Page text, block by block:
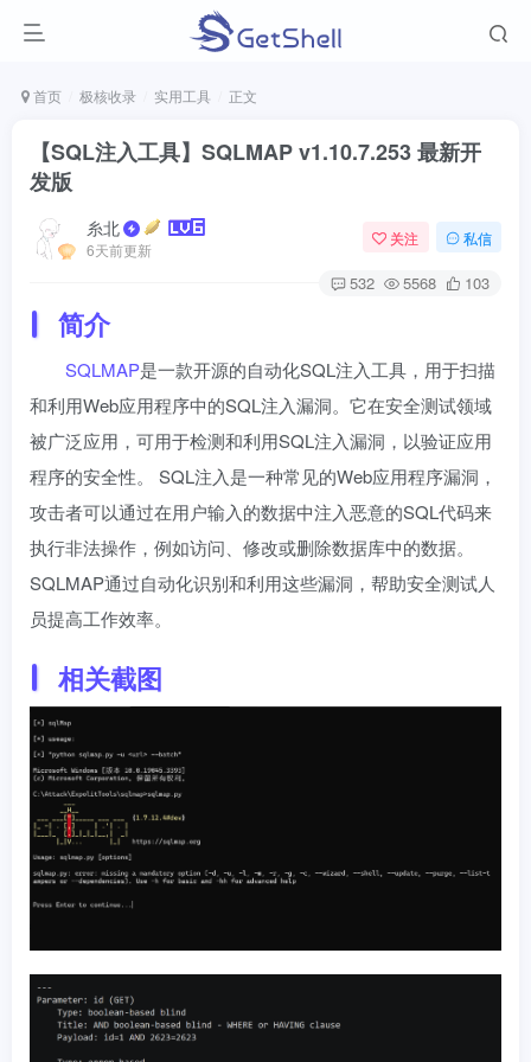
首页 极核收录 实用工具 正文
【SQL注入工具】SQLMAP v1.10.7.253 最新开
发版
糸北
6天前更新
关注 私信
532 5568 103
简介
SQLMAP是一款开源的自动化SQL注入工具，用于扫描
和利用Web应用程序中的SQL注入漏洞。它在安全测试领域
被广泛应用，可用于检测和利用SQL注入漏洞，以验证应用
程序的安全性。 SQL注入是一种常见的Web应用程序漏洞，
攻击者可以通过在用户输入的数据中注入恶意的SQL代码来
执行非法操作，例如访问、修改或删除数据库中的数据。
SQLMAP通过自动化识别和利用这些漏洞，帮助安全测试人
员提高工作效率。
相关截图